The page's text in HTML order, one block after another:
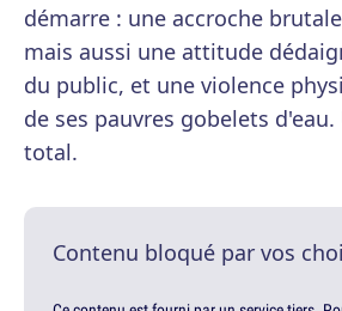
démarre : une accroche
mais aussi une attitude
du public, et une violence
de ses pauvres gobelets
total.
Contenu bloqué par vos